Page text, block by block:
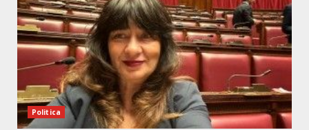
Politica